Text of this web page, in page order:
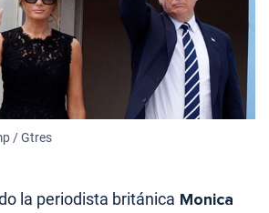
/ Gtres
la periodista británica Monica